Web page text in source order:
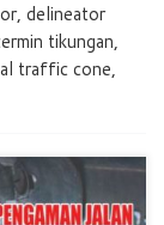
delineator
tikungan,
traffic cone,